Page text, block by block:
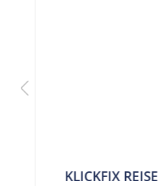
KLICKFIX